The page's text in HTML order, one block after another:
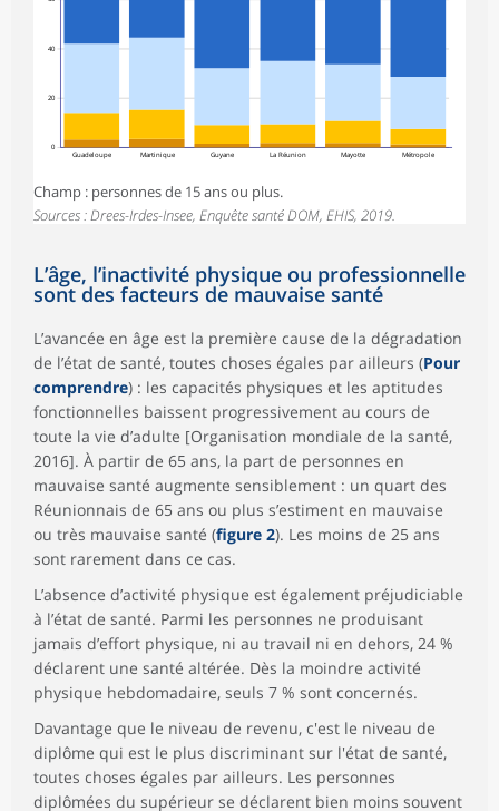
0
20
40
Guadeloupe Martinique Guyane La Réunion Mayotte Métropole
Champ : personnes de 15 ans ou plus.
Sources : Drees-Irdes-Insee, Enquête santé DOM, EHIS, 2019.
L’âge, l’inactivité physique ou professionnelle
sont des facteurs de mauvaise santé
L’avancée en âge est la première cause de la dégradation
de l’état de santé, toutes choses égales par ailleurs (Pour
comprendre) : les capacités physiques et les aptitudes
fonctionnelles baissent progressivement au cours de
toute la vie d’adulte [Organisation mondiale de la santé,
2016]. À partir de 65 ans, la part de personnes en
mauvaise santé augmente sensiblement : un quart des
Réunionnais de 65 ans ou plus s’estiment en mauvaise
ou très mauvaise santé (figure 2). Les moins de 25 ans
sont rarement dans ce cas.
L’absence d’activité physique est également préjudiciable
à l’état de santé. Parmi les personnes ne produisant
jamais d’effort physique, ni au travail ni en dehors, 24 %
déclarent une santé altérée. Dès la moindre activité
physique hebdomadaire, seuls 7 % sont concernés.
Davantage que le niveau de revenu, c'est le niveau de
diplôme qui est le plus discriminant sur l'état de santé,
toutes choses égales par ailleurs. Les personnes
diplômées du supérieur se déclarent bien moins souvent